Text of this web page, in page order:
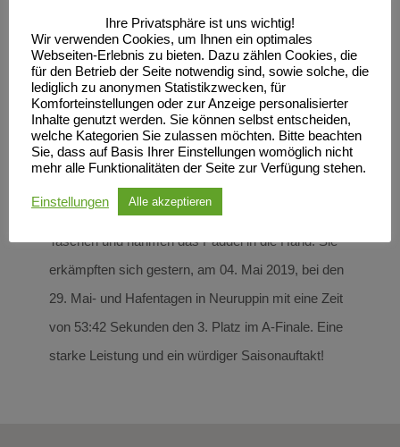
Drachenbootrennen Neuruppin
2019
Mal schien die Sonne, Wolken wechselten sich mit
und doch packten die AmaZoonas Turtles ihre
Taschen und nahmen das Paddel in die Hand. Sie
erkämpften sich gestern, am 04. Mai 2019, bei den
29. Mai- und Hafentagen in Neuruppin mit eine Zeit
von 53:42 Sekunden den 3. Platz im A-Finale. Eine
starke Leistung und ein würdiger Saisonauftakt!
Ihre Privatsphäre ist uns wichtig!
Wir verwenden Cookies, um Ihnen ein optimales
Webseiten-Erlebnis zu bieten. Dazu zählen Cookies, die
für den Betrieb der Seite notwendig sind, sowie solche, die
lediglich zu anonymen Statistikzwecken, für
Komforteinstellungen oder zur Anzeige personalisierter
Inhalte genutzt werden. Sie können selbst entscheiden,
welche Kategorien Sie zulassen möchten. Bitte beachten
Sie, dass auf Basis Ihrer Einstellungen womöglich nicht
mehr alle Funktionalitäten der Seite zur Verfügung stehen.
Einstellungen Alle akzeptieren